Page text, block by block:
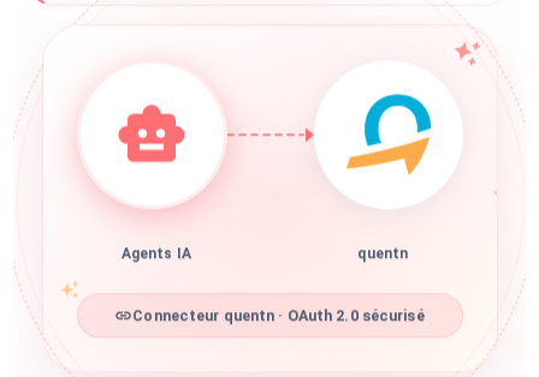
Agents IA quentn
Connecteur quentn · OAuth 2.0 sécurisé